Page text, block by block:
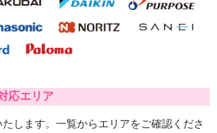
応エリア
します。一覧からエリアをご確認くださ